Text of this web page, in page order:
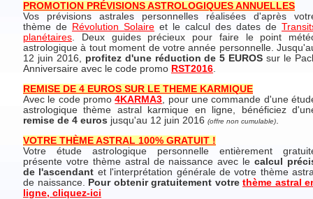
PROMOTION PRÉVISIONS ASTROLOGIQUES ANNUELLES
Vos prévisions astrales personnelles réalisées d'après
thème de Révolution Solaire et le calcul des dates de
planétaires. Deux guides précieux pour faire le point
astrologique à tout moment de votre année personnelle.
12 juin 2016, profitez d'une réduction de 5 EUROS sur le
Anniversaire avec le code promo RST2016.
REMISE DE 4 EUROS SUR LE THEME KARMIQUE
Avec le code promo4KARMA3, pour une commande d'une
astrologique thème astral karmique en ligne, bénéficiez
remise de 4 euros jusqu'au 12 juin 2016 (offre non cumulable).
VOTRE THÈME ASTRAL 100% GRATUIT !
Votre étude astrologique personnelle entièrement
présente votre thème astral de naissance avec lecalcul
de l'ascendant et l'interprétation générale de votre thème
de naissance. Pour obtenir gratuitement votre thème astral
ligne, cliquez-ici